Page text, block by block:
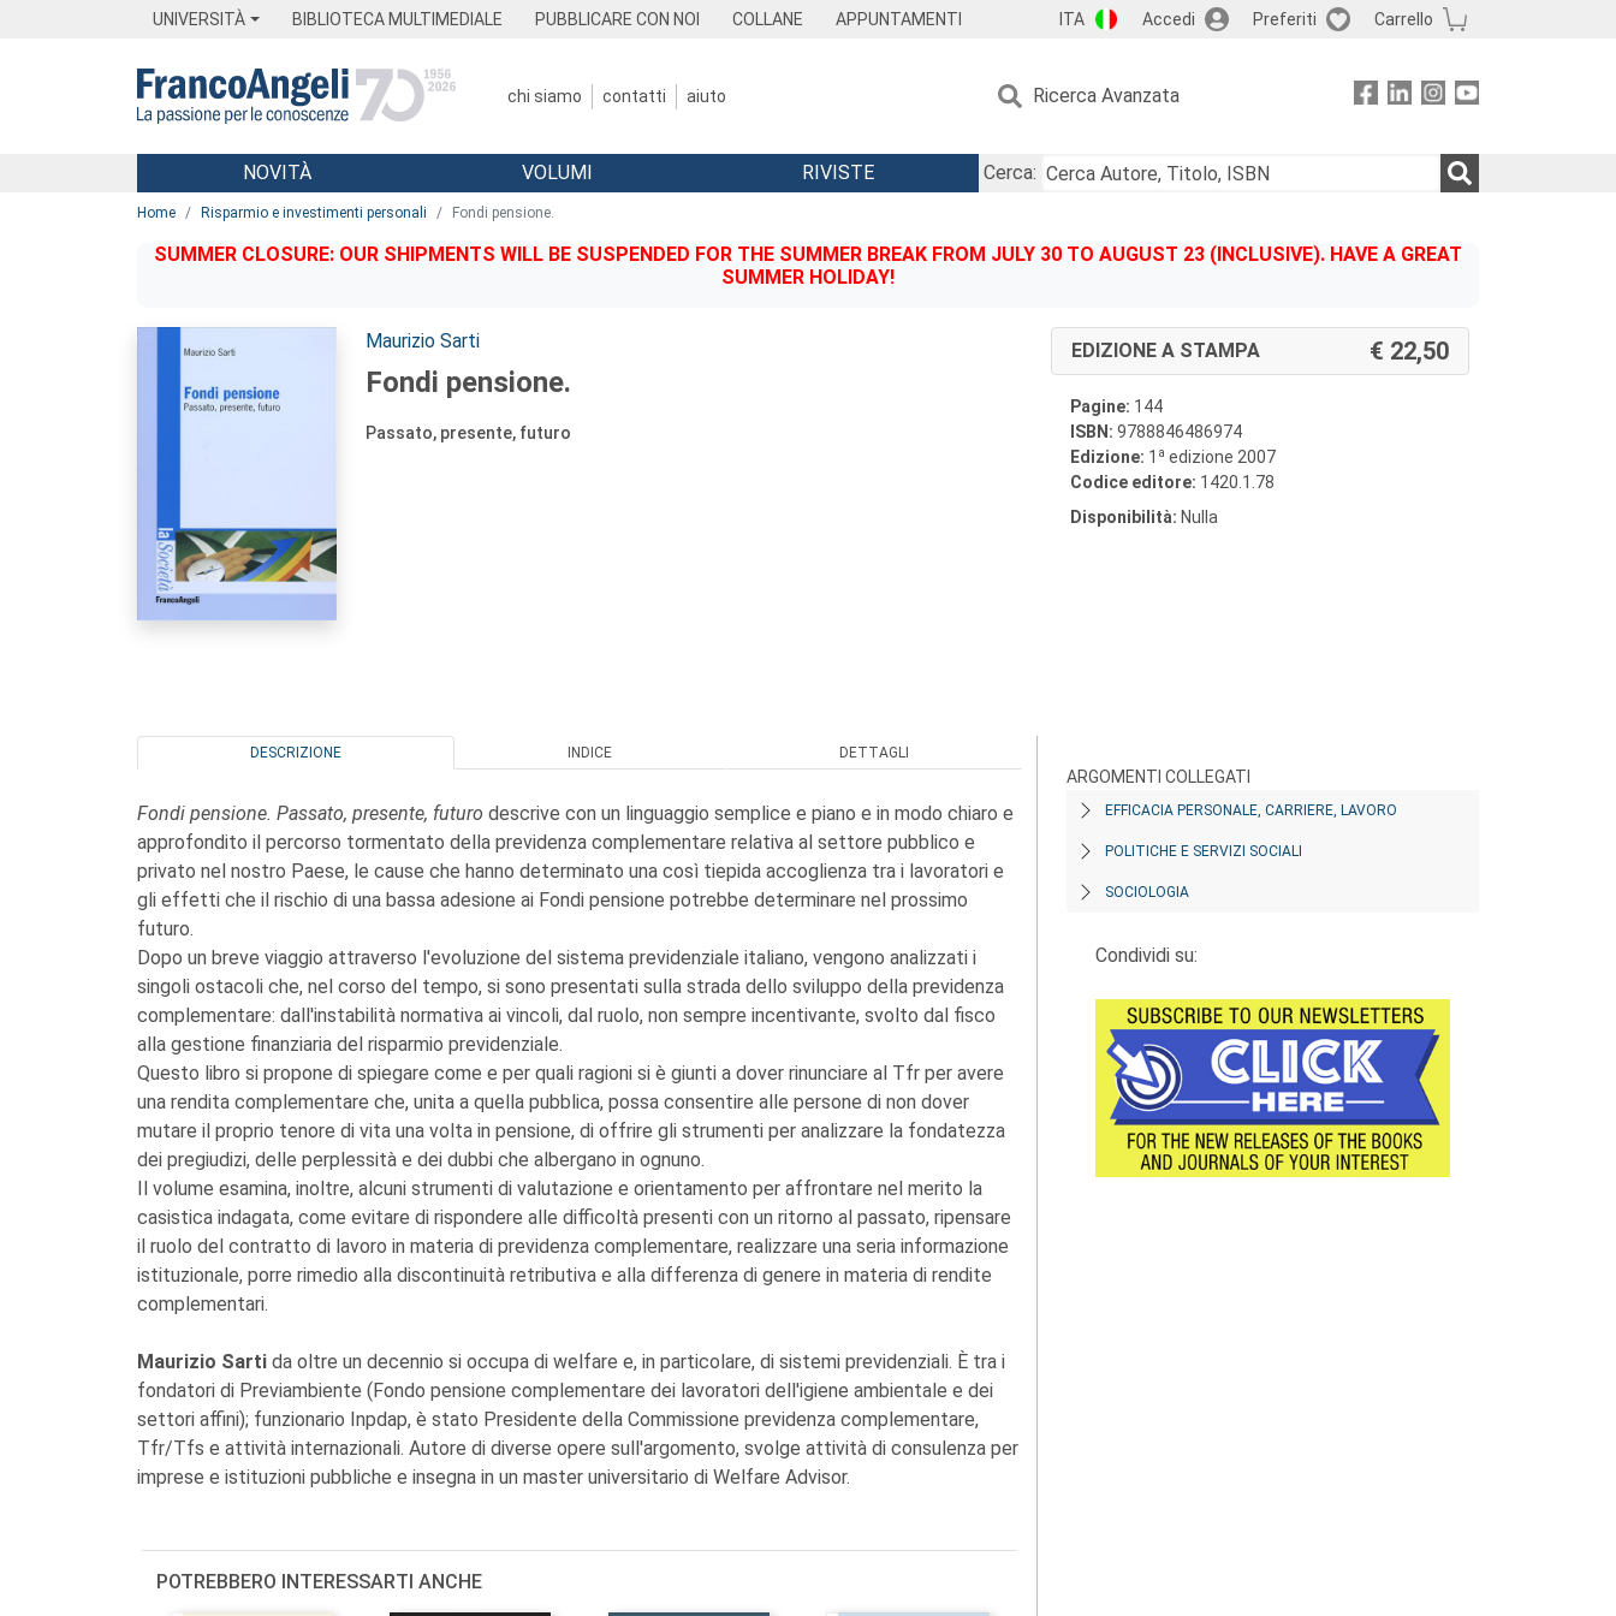
UNIVERSITÀ BIBLIOTECA MULTIMEDIALE PUBBLICARE CON NOI COLLANE APPUNTAMENTI ITA Accedi Preferiti Carrello
chi siamo contatti aiuto Ricerca Avanzata
Menu
NOVITÀ VOLUMI RIVISTE
Cerca:
Home Risparmio e investimenti personali Fondi pensione.
SUMMER CLOSURE: OUR SHIPMENTS WILL BE SUSPENDED FOR THE SUMMER BREAK FROM JULY 30 TO AUGUST 23 (INCLUSIVE). HAVE A GREAT
SUMMER HOLIDAY!
Autori:
Maurizio Sarti
Fondi pensione.
Passato, presente, futuro
EDIZIONE A STAMPA 22,50
Pagine: 144
ISBN: 9788846486974
Edizione: 1 a edizione 2007
Codice editore: 1420.1.78
Disponibilità: Nulla
DESCRIZIONE INDICE DETTAGLI
Fondi pensione. Passato, presente, futuro descrive con un linguaggio semplice e piano e in modo chiaro e
approfondito il percorso tormentato della previdenza complementare relativa al settore pubblico e
privato nel nostro Paese, le cause che hanno determinato una così tiepida accoglienza tra i lavoratori e
gli effetti che il rischio di una bassa adesione ai Fondi pensione potrebbe determinare nel prossimo
futuro.
Dopo un breve viaggio attraverso l'evoluzione del sistema previdenziale italiano, vengono analizzati i
singoli ostacoli che, nel corso del tempo, si sono presentati sulla strada dello sviluppo della previdenza
complementare: dall'instabilità normativa ai vincoli, dal ruolo, non sempre incentivante, svolto dal fisco
alla gestione finanziaria del risparmio previdenziale.
Questo libro si propone di spiegare come e per quali ragioni si è giunti a dover rinunciare al Tfr per avere
una rendita complementare che, unita a quella pubblica, possa consentire alle persone di non dover
mutare il proprio tenore di vita una volta in pensione, di offrire gli strumenti per analizzare la fondatezza
dei pregiudizi, delle perplessità e dei dubbi che albergano in ognuno.
Il volume esamina, inoltre, alcuni strumenti di valutazione e orientamento per affrontare nel merito la
casistica indagata, come evitare di rispondere alle difficoltà presenti con un ritorno al passato, ripensare
il ruolo del contratto di lavoro in materia di previdenza complementare, realizzare una seria informazione
istituzionale, porre rimedio alla discontinuità retributiva e alla differenza di genere in materia di rendite
complementari.
Maurizio Sarti da oltre un decennio si occupa di welfare e, in particolare, di sistemi previdenziali. È tra i
fondatori di Previambiente (Fondo pensione complementare dei lavoratori dell'igiene ambientale e dei
settori affini); funzionario Inpdap, è stato Presidente della Commissione previdenza complementare,
Tfr/Tfs e attività internazionali. Autore di diverse opere sull'argomento, svolge attività di consulenza per
imprese e istituzioni pubbliche e insegna in un master universitario di Welfare Advisor.
POTREBBERO INTERESSARTI ANCHE
ARGOMENTI COLLEGATI
EFFICACIA PERSONALE, CARRIERE, LAVORO
POLITICHE E SERVIZI SOCIALI
SOCIOLOGIA
Condividi su: